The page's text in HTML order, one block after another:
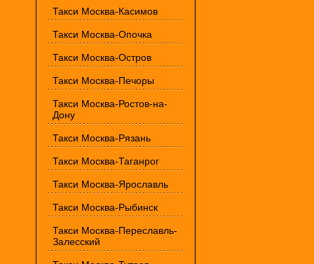
Такси Москва-Касимов
Такси Москва-Опочка
Такси Москва-Остров
Такси Москва-Печоры
Такси Москва-Ростов-на-
Дону
Такси Москва-Рязань
Такси Москва-Таганрог
Такси Москва-Ярославль
Такси Москва-Рыбинск
Такси Москва-Переславль-
Залесский